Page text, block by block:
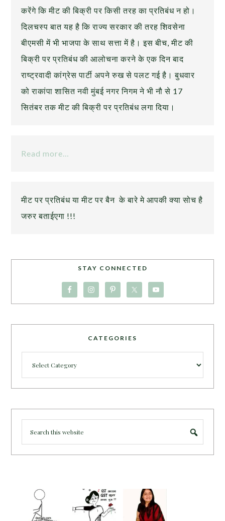
करेंगे कि मीट की बिक्री पर किसी तरह का प्रतिबंध न हो।
दिलचस्प बात यह है कि राज्य सरकार की तरह शिवसेना
बीएमसी में भी भाजपा के साथ सत्ता में है। इस बीच, मीट की
बिक्री पर प्रतिबंध की आलोचना करने के एक दिन बाद
राष्ट्रवादी कांग्रेस पार्टी अपने रुख से पलट गई है। बुधवार
को राकांपा शासित नवी मुंबई नगर निगम ने भी नौ से 17
सितंबर तक मीट की बिक्री पर प्रतिबंध लगा दिया।
Read more…
मीट पर प्रतिबंध या मीट पर बैन के बारे मे आपकी क्या सोच है
जरुर बताईएगा !!!
STAY CONNECTED
CATEGORIES